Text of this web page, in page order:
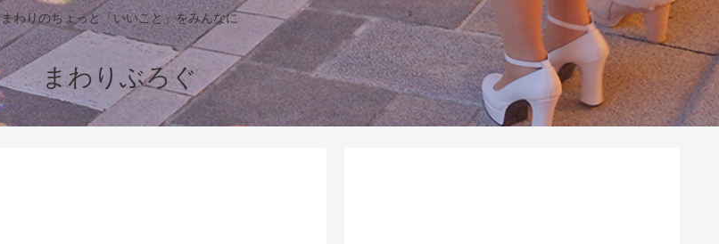
まわりのちょっと「いいこと」をみんなに
まわりぶろぐ